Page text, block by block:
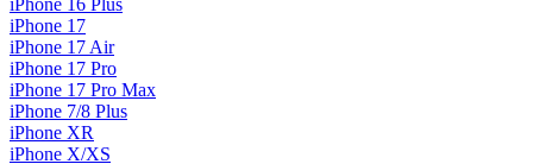
iPhone 16 Plus
iPhone 17
iPhone 17 Air
iPhone 17 Pro
iPhone 17 Pro Max
iPhone 7/8 Plus
iPhone XR
iPhone X/XS